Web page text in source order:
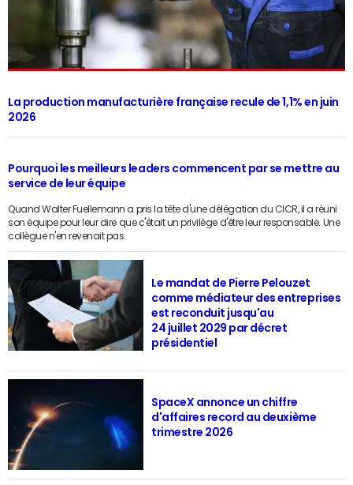
La production manufacturière française recule de 1,1% en juin
2026
Pourquoi les meilleurs leaders commencent par se mettre au
service de leur équipe
Quand Walter Fuellemann a pris la tête d'une délégation du CICR, il a réuni
son équipe pour leur dire que c'était un privilège d'être leur responsable. Une
collègue n'en revenait pas.
Le mandat de Pierre Pelouzet
comme médiateur des entreprises
est reconduit jusqu'au
24 juillet 2029 par décret
présidentiel
SpaceX annonce un chiffre
d'affaires record au deuxième
trimestre 2026